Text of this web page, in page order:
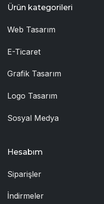
Ürün kategorileri
Web Tasarım
E-Ticaret
Grafik Tasarım
Logo Tasarım
Sosyal Medya
Hesabım
Siparişler
İndirmeler